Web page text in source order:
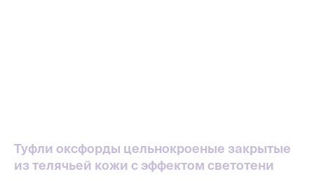
Туфли оксфорды цельнокроеные закрытые
из телячьей кожи с эффектом светотени